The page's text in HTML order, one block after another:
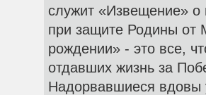
служит «Извещение» о
при защите Родины от
рождении» - это все,
отдавших жизнь за
Надорвавшиеся вдовы